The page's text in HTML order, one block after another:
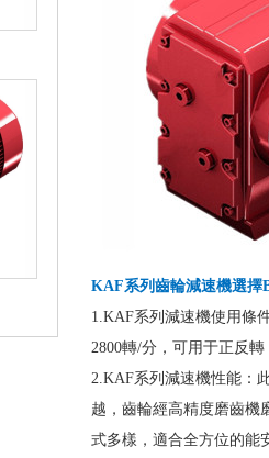
KAF系列齒輪減速機選擇
1.KAF系列減速機使用條
2800轉/分，可用于正反
2.KAF系列減速機性能：
越，齒輪經高精度磨齒機
式多樣，適合全方位的能